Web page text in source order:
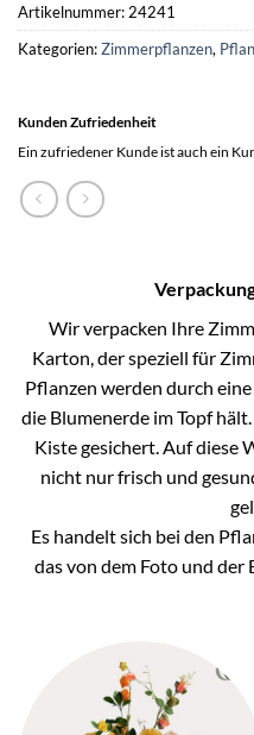
Artikelnummer: 24241
Kategorien:Zimmerpflanzen,
Kunden Zufriedenheit
Ein zufriedener Kunde ist auch ein
Wir verpacken Ihre
Karton, der speziell für
Pflanzen werden durch
die Blumenerde im Topf
Kiste gesichert. Auf diese
nicht nur frisch und
Es handelt sich bei den
das von dem Foto und der